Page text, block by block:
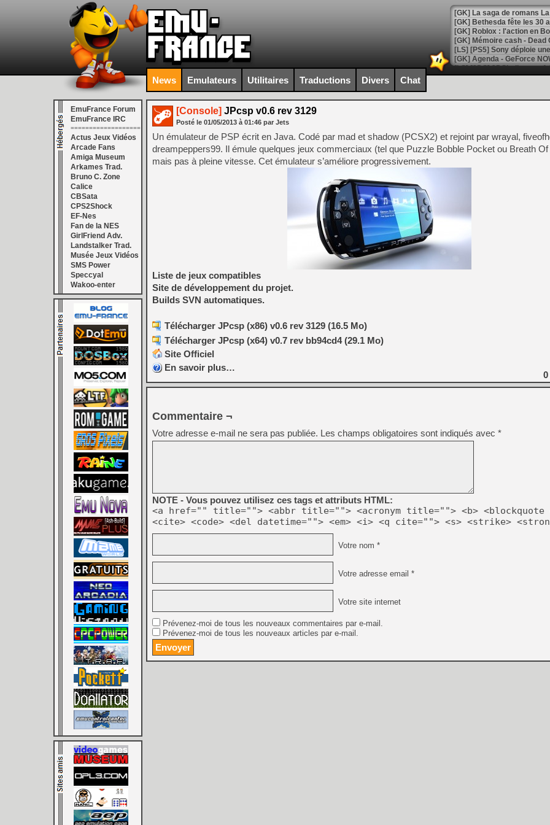
[GK] Bethesda fête les 30
[GK] Roblox : l'action en
[GK] Agenda - GeForce
[GK] Devolver Digital en a
[LS] [PS5] ps5-y2jb-
[GK] Pourquoi Marvel
[GK] Test : Restory : Chill
[GK] GTA 6 : Rockstar
[GK] Hot Wheels Infinite
[GK] Mémoire cash -
[GK] Résultats Nintendo :
[GK] Déjà des
[GK] Minecraft et ses «
[GK] Beast of
[GK] Ubisoft : fin de partie
[GK] Mémoire cash -
[GK] Dan Houser (GTA)
[GK] Comment EA Sports
[GK] Crimson Moon : un
[GK] Isle of Reveries : le
[GK] Moonlighter 2 : The
[GK] Capcom relance
[GK] Le beat'em up The
[GK] Endless Legend 2 :
[LS] [PS5] Le WebKit
[GK] Oubliez Crazy Taxi,
[LS] [Switch] NSZ 5.0.0
News Emulateurs Utilitaires Traductions Divers Chat
EmuFrance Forum
EmuFrance IRC
===================
Actus Jeux Vidéos
Arcade Fans
Amiga Museum
Arkames Trad.
Bruno C. Zone
Calice
CBSata
CPS2Shock
EF-Nes
Fan de la NES
GirlFriend Adv.
Landstalker Trad.
Musée Jeux Vidéos
SMS Power
Speccyal
Wakoo-enter
[Console] JPcsp v0.6 rev 3129
Posté le 01/05/2013 à 01:46 par Jets
Un émulateur de PSP écrit en Java. Codé par mad et shadow (PCSX2) et rejoint par wrayal,
dreampeppers99. Il émule quelques jeux commerciaux (tel que Puzzle Bobble Pocket ou Breath
mais pas à pleine vitesse. Cet émulateur s’améliore progressivement.
Liste de jeux compatibles
Site de développement du projet.
Builds SVN automatiques.
Télécharger JPcsp (x86) v0.6 rev 3129 (16.5 Mo)
Télécharger JPcsp (x64) v0.7 rev bb94cd4 (29.1 Mo)
Site Officiel
En savoir plus…
0
Commentaire ¬
Votre adresse e-mail ne sera pas publiée. Les champs obligatoires sont indiqués avec *
NOTE - Vous pouvez utilisez ces tags et attributs HTML:
<a href="" title=""> <abbr title=""> <acronym title=""> <b> <blockquote
<cite> <code> <del datetime=""> <em> <i> <q cite=""> <s> <strike>
Votre nom *
Votre adresse email *
Votre site internet
Prévenez-moi de tous les nouveaux commentaires par e-mail.
Prévenez-moi de tous les nouveaux articles par e-mail.